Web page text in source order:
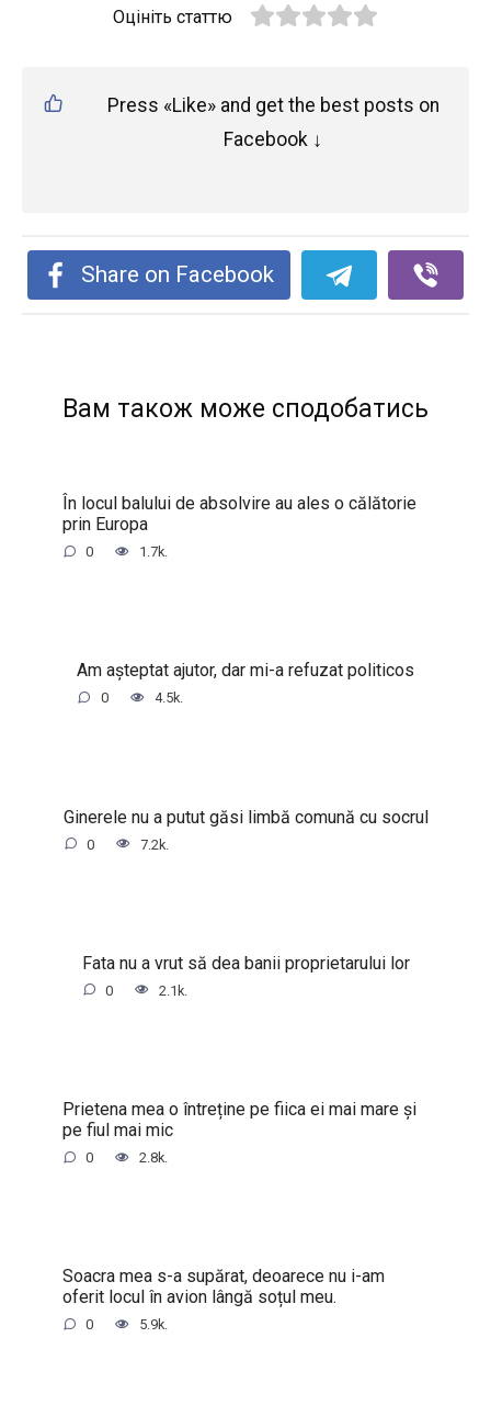
Оцініть статтю
Press «Like» and get the best posts on
Facebook ↓
Share on Facebook
Вам також може сподобатись
În locul balului de absolvire au ales o călătorie
prin Europa
0 1.7k.
Am așteptat ajutor, dar mi-a refuzat politicos
0 4.5k.
Ginerele nu a putut găsi limbă comună cu socrul
0 7.2k.
Fata nu a vrut să dea banii proprietarului lor
0 2.1k.
Prietena mea o întreține pe fiica ei mai mare și
pe fiul mai mic
0 2.8k.
Soacra mea s-a supărat, deoarece nu i-am
oferit locul în avion lângă soțul meu.
0 5.9k.